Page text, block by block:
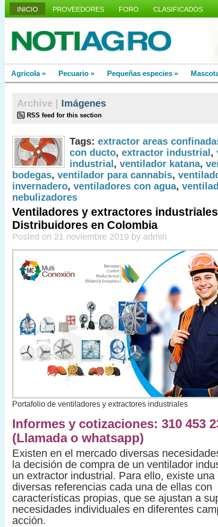
INICIO PROVEEDORES FORO CLASIFICADOS
Agricola» Pecuario » Pequeñas especies »
Archive | Imágenes
RSS feed for this section
Tags: extractor areas
con ducto, extractor industrial ,
industrial , ventilador katana,
bodegas, ventilador para cannabis,
invernadero, ventiladores con agua,
nebulizadores
Ventiladores y extractores
Distribuidores en Colombia
Posted on 21 noviembre 2019 by admin
Portafolio de ventiladores y extractores industriales
Informes y cotizaciones: 310 453
(Llamada o whatsapp)
Existen en el mercado diversas
la decisión de compra de un ventilador
un extractor industrial. Para ello, existe una
diversas referencias cada una de ellas con
características propias, que se ajustan a
necesidades individuales en diferentes
acción.